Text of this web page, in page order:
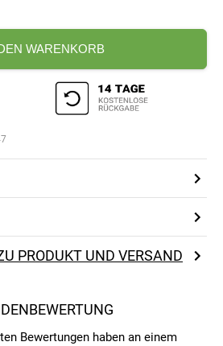
WARENKORB
PRODUKT UND VERSAND
Bewertungen haben an einem